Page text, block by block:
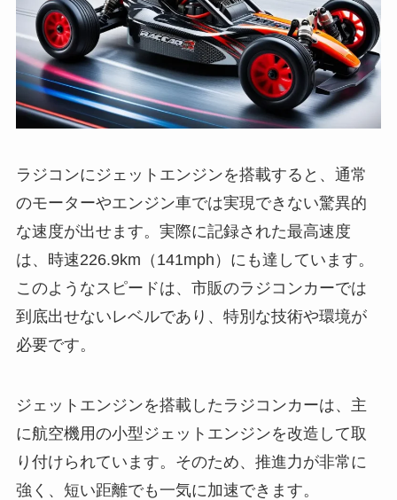
ラジコンにジェットエンジンを搭載すると、通常
のモーターやエンジン車では実現できない驚異的
な速度が出せます。実際に記録された最高速度
は、時速226.9km（141mph）にも達しています。
このようなスピードは、市販のラジコンカーでは
到底出せないレベルであり、特別な技術や環境が
必要です。
ジェットエンジンを搭載したラジコンカーは、主
に航空機用の小型ジェットエンジンを改造して取
り付けられています。そのため、推進力が非常に
強く、短い距離でも一気に加速できます。